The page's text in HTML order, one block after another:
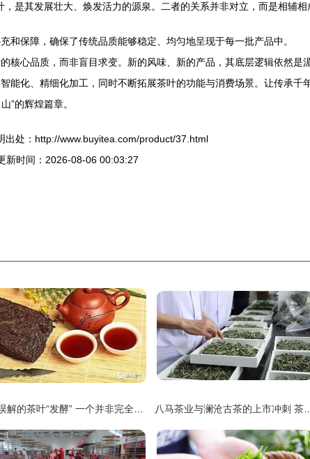
是其发展壮大、焕发活力的源泉。二者的关系并非对立，而是相辅相
和保障，确保了传统品质能够稳定、均匀地呈现于每一批产品中。
核心品质，而非盲目求变。新的风味、新的产品，其底层逻辑依然是
化、精细化加工，同时不断拓展茶叶的功能与消费场景。让传承千
”的辉煌篇章。
出处：http://www.buyitea.com/product/37.html
新时间：2026-08-06 00:03:27